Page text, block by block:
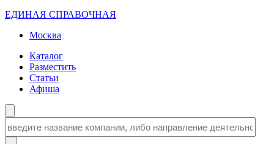
ЕДИНАЯ СПРАВОЧНАЯ
Москва
Каталог
Разместить
Статьи
Афиша